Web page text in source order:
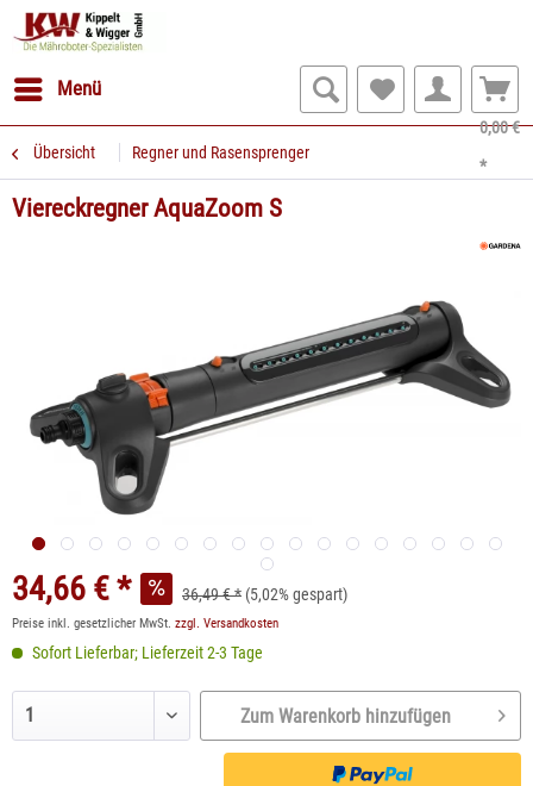
Menü
0,00 €
*
Übersicht Regner und Rasensprenger
Viereckregner AquaZoom S
34,66 € * 36,49 € * (5,02% gespart)
Preise inkl. gesetzlicher MwSt. zzgl. Versandkosten
Sofort Lieferbar; Lieferzeit 2-3 Tage
Zum Warenkorb hinzufügen